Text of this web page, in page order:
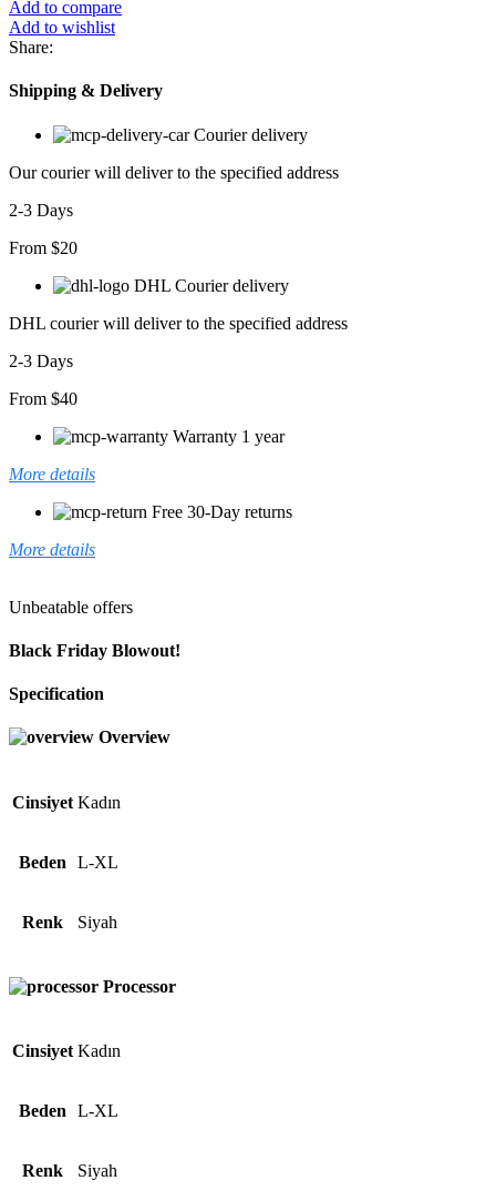
Yakalı
Maksi
Boy
Ithal
Keten
adet
Add to compare
Add to wishlist
Share:
Shipping & Delivery
Courier delivery
Our courier will deliver to the specified address
2-3 Days
From $20
DHL Courier delivery
DHL courier will deliver to the specified address
2-3 Days
From $40
Warranty 1 year
More details
Free 30-Day returns
More details
Unbeatable offers
Black Friday Blowout!
Specification
Overview
Cinsiyet Kadın
Beden L-XL
Renk Siyah
Processor
Cinsiyet Kadın
Beden L-XL
Renk Siyah